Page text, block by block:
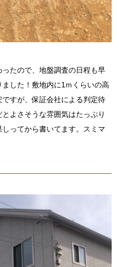
たので、地盤調査の日程も早
した！敷地内に1ｍくらいの高
すが、保証会社による判定待
よさそうな雰囲気はたっぷり
ってから書いてます。スミマ